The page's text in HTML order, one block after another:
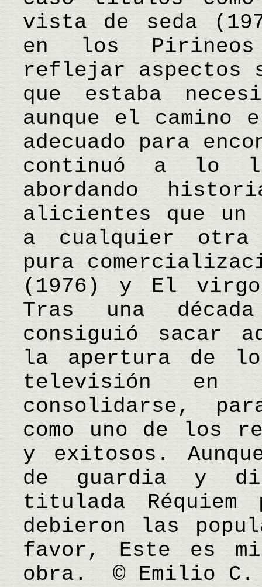
vista de seda
en los Pirineos
reflejar aspectos
que estaba
aunque el camino
adecuado para
continuó a lo
abordando
alicientes que un
a cualquier otra
pura
(1976) y El
Tras una
consiguió sacar
la apertura de
televisión en
consolidarse,
como uno de los
y exitosos.
de guardia y
titulada
debieron las
favor, Este es
obra. © Emilio C.